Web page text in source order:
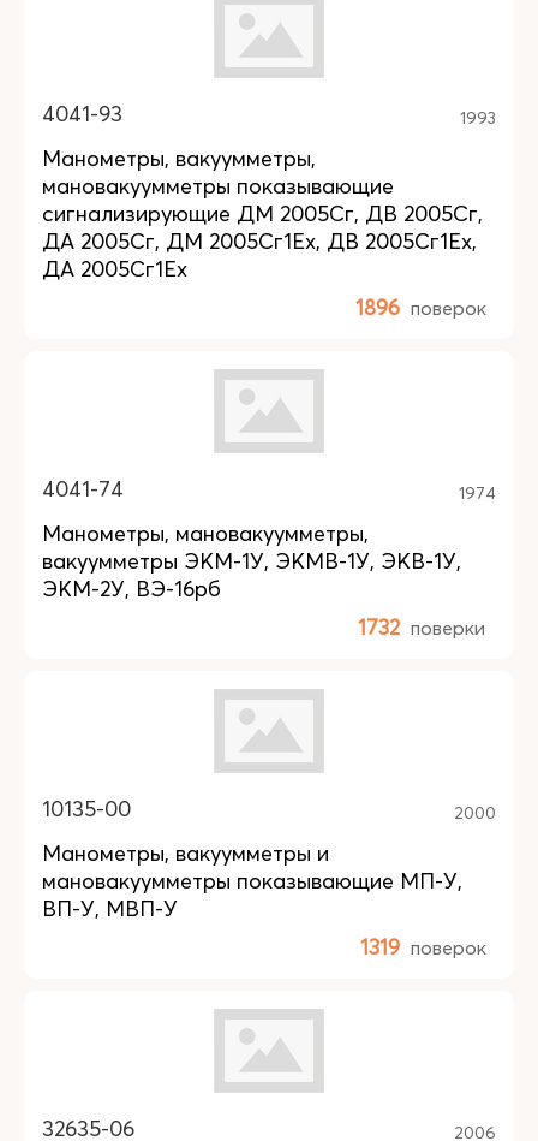
4041-93 1993
Манометры, вакуумметры,
мановакуумметры показывающие
сигнализирующие ДМ 2005Сг, ДВ 2005Сг,
ДА 2005Сг, ДМ 2005Сг1Ех, ДВ 2005Сг1Ех,
ДА 2005Сг1Ех
1896 поверок
4041-74 1974
Манометры, мановакуумметры,
вакуумметры ЭКМ-1У, ЭКМВ-1У, ЭКВ-1У,
ЭКМ-2У, ВЭ-16рб
1732 поверки
10135-00 2000
Манометры, вакуумметры и
мановакуумметры показывающие МП-У,
ВП-У, МВП-У
1319 поверок
32635-06 2006